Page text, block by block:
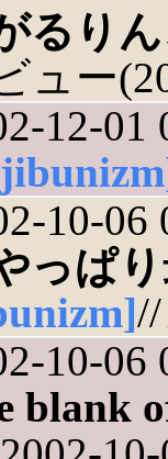
るり
ュー
12-01
10-06
っぱ
10-06
blank